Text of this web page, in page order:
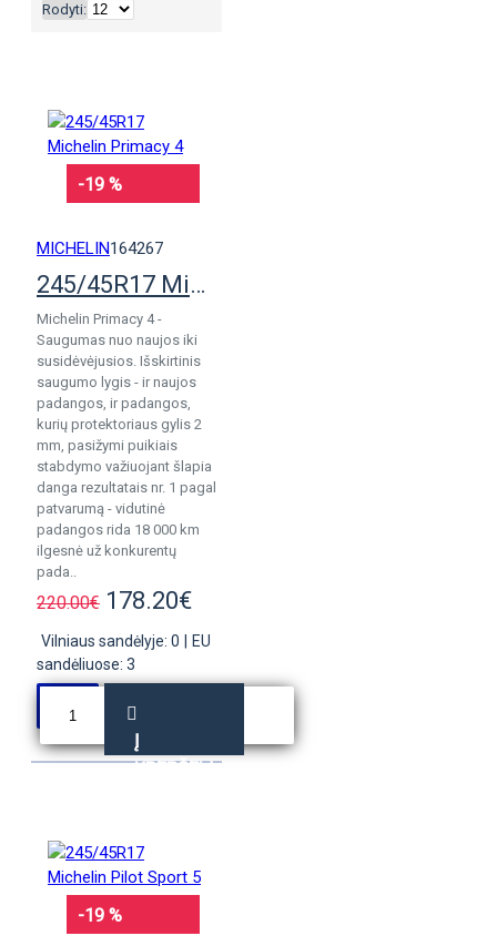
Rodyti:
-19 %
MICHELIN164267
245/45R17 Michelin Primacy 4
Michelin Primacy 4 -
Saugumas nuo naujos iki
susidėvėjusios. Išskirtinis
saugumo lygis - ir naujos
padangos, ir padangos,
kurių protektoriaus gylis 2
mm, pasižymi puikiais
stabdymo važiuojant šlapia
danga rezultatais nr. 1 pagal
patvarumą - vidutinė
padangos rida 18 000 km
ilgesnė už konkurentų
pada..
220.00€ 178.20€
Vilniaus sandėlyje: 0
EU
sandėliuose: 3
Į
KREPŠELĮ
-19 %